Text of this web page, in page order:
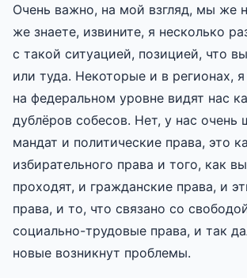
Очень важно, на мой взгляд, мы же
же знаете, извините, я несколько
с такой ситуацией, позицией, что
или туда. Некоторые и в регионах, я
на федеральном уровне видят нас
дублёров собесов. Нет, у нас очень
мандат и политические права, это
избирательного права и того, как
проходят, и гражданские права, и
права, и то, что связано со
социально-трудовые права, и так
новые возникнут проблемы.